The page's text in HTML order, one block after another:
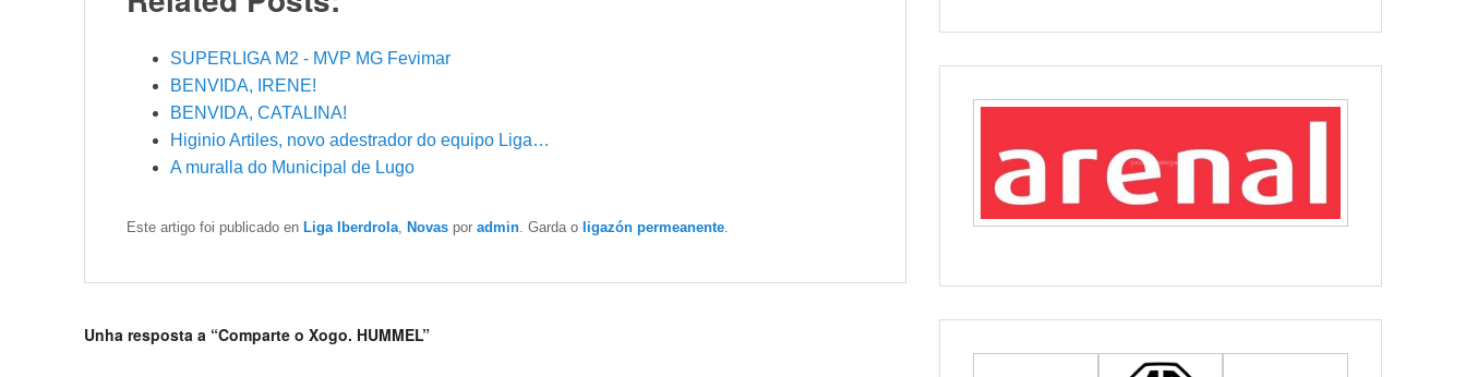
SUPERLIGA M2 - MVP MG Fevimar
BENVIDA, IRENE!
BENVIDA, CATALINA!
Higinio Artiles, novo adestrador do equipo Liga…
A muralla do Municipal de Lugo
Este artigo foi publicado en Liga Iberdrola Novas por admin . Garda o ligazón permeanente
Unha resposta a “Comparte o Xogo. HUMMEL”